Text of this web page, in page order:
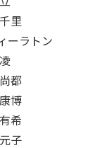
里
ーラトン
都
博
希
子